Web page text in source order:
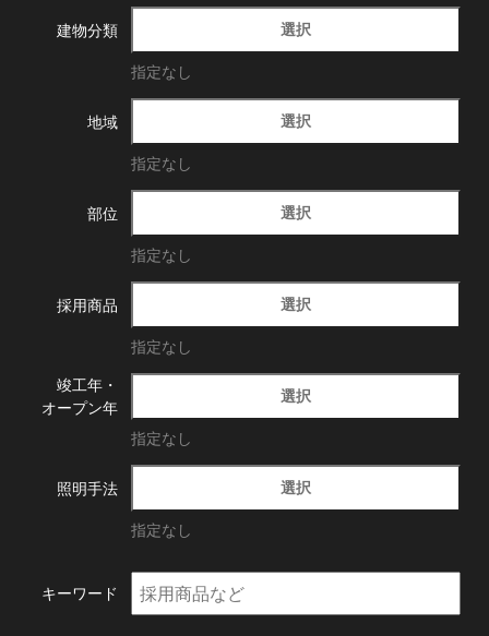
建物分類 選択
指定なし
地域 選択
指定なし
部位 選択
指定なし
採用商品 選択
指定なし
竣工年・
オープン年
選択
指定なし
照明手法 選択
指定なし
キーワード